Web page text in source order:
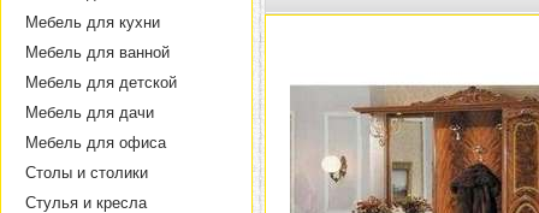
Мебель для кухни
Мебель для ванной
Мебель для детской
Мебель для дачи
Мебель для офиса
Столы и столики
Стулья и кресла